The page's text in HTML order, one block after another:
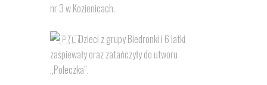
nr 3 w Kozienicach.
Dzieci z grupy Biedronki i 6 latki
zaśpiewały oraz zatańczyły do utworu
,,Poleczka”.